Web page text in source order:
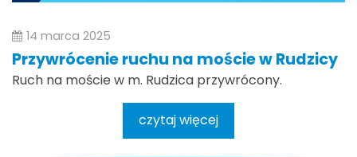
14 marca 2025
Przywrócenie ruchu na moście w Rudzicy
Ruch na moście w m. Rudzica przywrócony.
czytaj więcej